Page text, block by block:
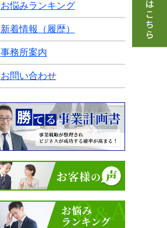
お悩みランキング
新着情報（履歴）
事務所案内
お問い合わせ